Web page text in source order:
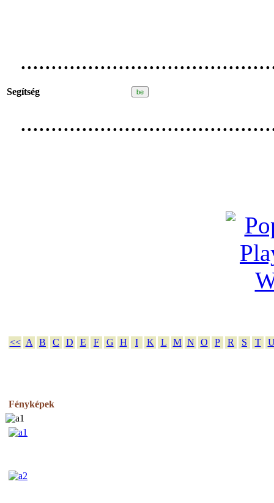
Segítség
<< A B C D E F G H I K L M N O P R S T
Fényképek